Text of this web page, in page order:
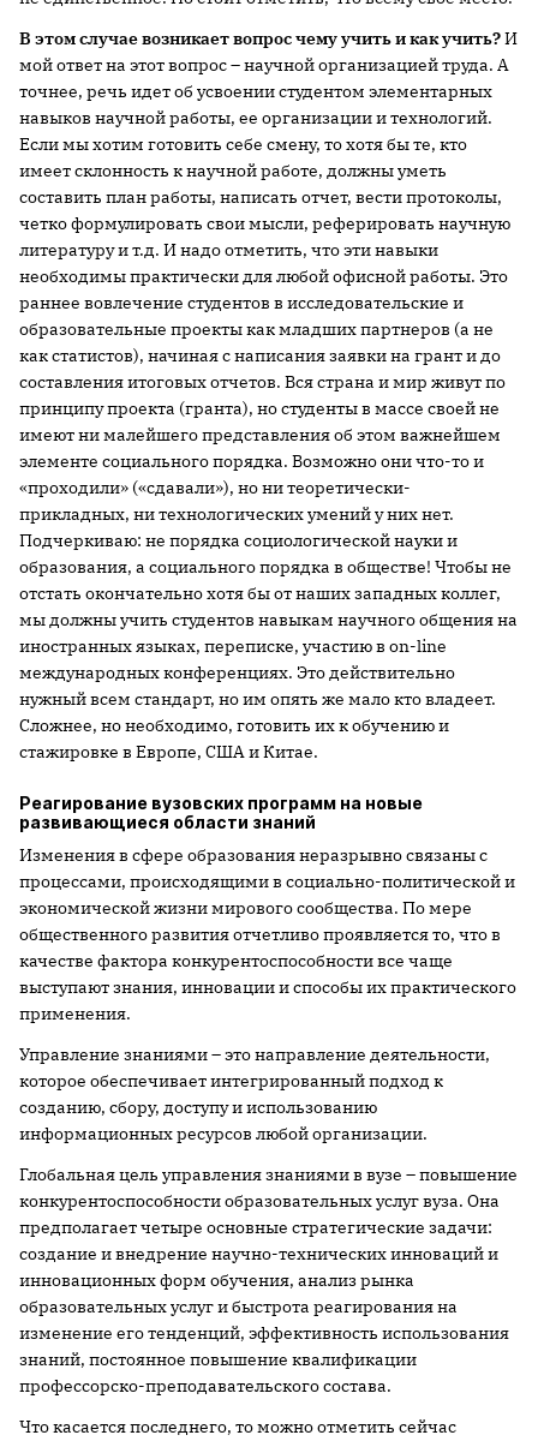
В этом случае возникает вопрос чему учить и как учить?И
мой ответ на этот вопрос – научной организацией труда. А
точнее, речь идет об усвоении студентом элементарных
навыков научной работы, ее организации и технологий.
Если мы хотим готовить себе смену, то хотя бы те, кто
имеет склонность к научной работе, должны уметь
составить план работы, написать отчет, вести протоколы,
четко формулировать свои мысли, реферировать научную
литературу и т.д. И надо отметить, что эти навыки
необходимы практически для любой офисной работы. Это
раннее вовлечение студентов в исследовательские и
образовательные проекты как младших партнеров (а не
как статистов), начиная с написания заявки на грант и до
составления итоговых отчетов. Вся страна и мир живут по
принципу проекта (гранта), но студенты в массе своей не
имеют ни малейшего представления об этом важнейшем
элементе социального порядка. Возможно они что-то и
«проходили» («сдавали»), но ни теоретически-
прикладных, ни технологических умений у них нет.
Подчеркиваю: не порядка социологической науки и
образования, а социального порядка в обществе! Чтобы не
отстать окончательно хотя бы от наших западных коллег,
мы должны учить студентов навыкам научного общения на
иностранных языках, переписке, участию в on-line
международных конференциях. Это действительно
нужный всем стандарт, но им опять же мало кто владеет.
Сложнее, но необходимо, готовить их к обучению и
стажировке в Европе, США и Китае.
Реагирование вузовских программ на новые
развивающиеся области знаний
Изменения в сфере образования неразрывно связаны с
процессами, происходящими в социально-политической и
экономической жизни мирового сообщества. По мере
общественного развития отчетливо проявляется то, что в
качестве фактора конкурентоспособности все чаще
выступают знания, инновации и способы их практического
применения.
Управление знаниями – это направление деятельности,
которое обеспечивает интегрированный подход к
созданию, сбору, доступу и использованию
информационных ресурсов любой организации.
Глобальная цель управления знаниями в вузе – повышение
конкурентоспособности образовательных услуг вуза. Она
предполагает четыре основные стратегические задачи:
создание и внедрение научно-технических инноваций и
инновационных форм обучения, анализ рынка
образовательных услуг и быстрота реагирования на
изменение его тенденций, эффективность использования
знаний, постоянное повышение квалификации
профессорско-преподавательского состава.
Что касается последнего, то можно отметить сейчас